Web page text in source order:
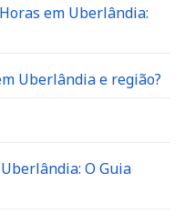
em Uberlândia:
Uberlândia e região?
O Guia